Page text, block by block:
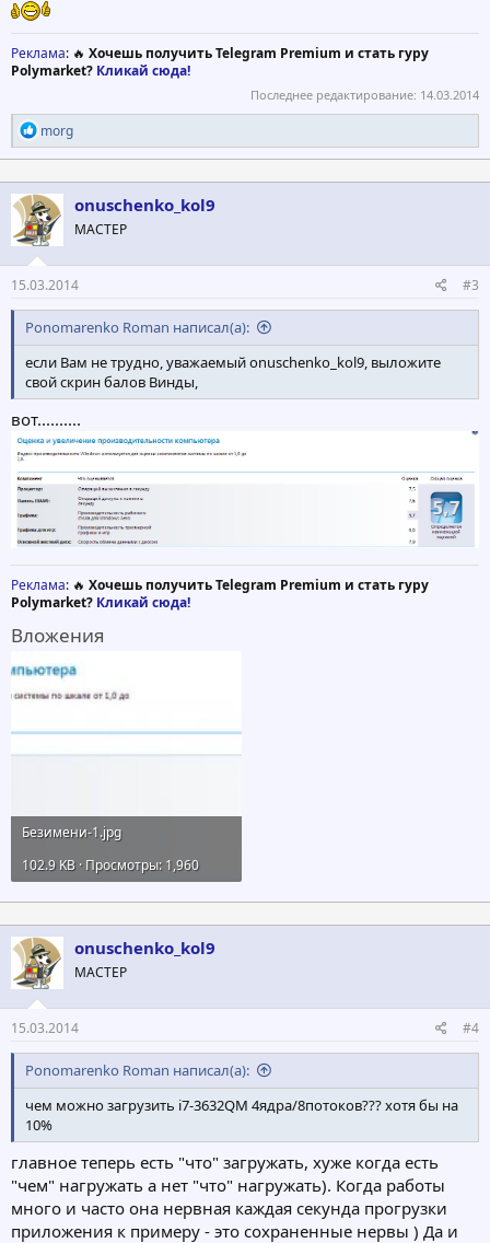
Реклама: 🔥 Хочешь получить Telegram Premium и стать гуру
Polymarket? Кликай сюда!
Последнее редактирование: 14.03.2014
Р
е
а
к
ц
и
и
:
morg
onuschenko_kol9
МАСТЕР
15.03.2014 #3
Ponomarenko Roman написал(а):
если Вам не трудно, уважаемый onuschenko_kol9, выложите
свой скрин балов Винды,
вот..........
Реклама: 🔥 Хочешь получить Telegram Premium и стать гуру
Polymarket? Кликай сюда!
Вложения
Безимени-1.jpg
102.9 KB · Просмотры: 1,960
onuschenko_kol9
МАСТЕР
15.03.2014 #4
Ponomarenko Roman написал(а):
чем можно загрузить i7-3632QM 4ядра/8потоков??? хотя бы на
10%
главное теперь есть "что" загружать, хуже когда есть
"чем" нагружать а нет "что" нагружать). Когда работы
много и часто она нервная каждая секунда прогрузки
приложения к примеру - это сохраненные нервы ) Да и